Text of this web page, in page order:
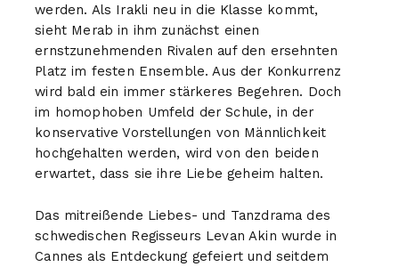
werden. Als Irakli neu in die Klasse kommt,
sieht Merab in ihm zunächst einen
ernstzunehmenden Rivalen auf den ersehnten
Platz im festen Ensemble. Aus der Konkurrenz
wird bald ein immer stärkeres Begehren. Doch
im homophoben Umfeld der Schule, in der
konservative Vorstellungen von Männlichkeit
hochgehalten werden, wird von den beiden
erwartet, dass sie ihre Liebe geheim halten.
Das mitreißende Liebes- und Tanzdrama des
schwedischen Regisseurs Levan Akin wurde in
Cannes als Entdeckung gefeiert und seitdem